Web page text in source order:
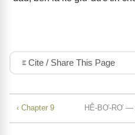
Cite / Share This Page
‹ Chapter 9 HÊ-BƠ-RƠ —